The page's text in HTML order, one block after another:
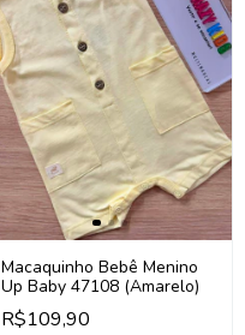
Macaquinho Bebê Menino
Up Baby 47108 (Amarelo)
R$109,90